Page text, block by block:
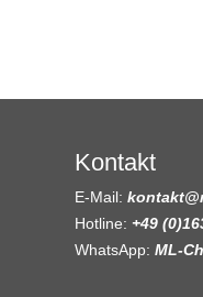
Kontakt
E-Mail:
Hotline: +49
WhatsApp: ML-